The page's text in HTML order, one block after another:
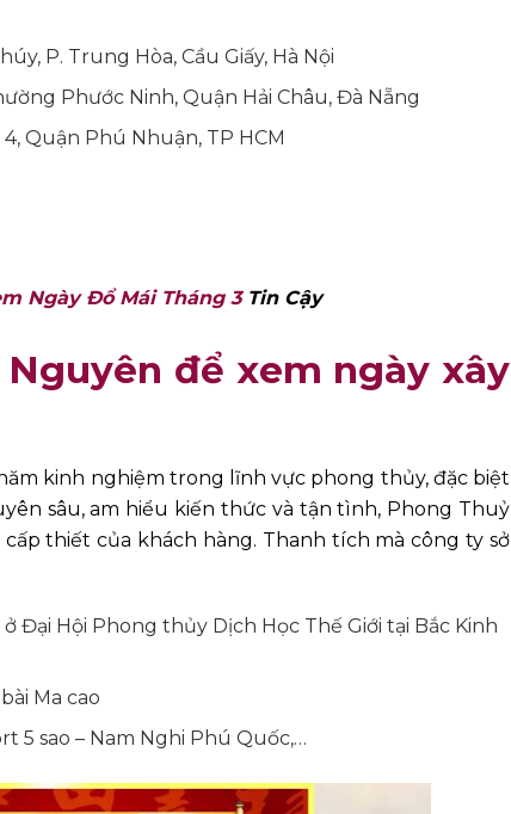
P. Trung Hòa, Cầu Giấy, Hà Nội
Phước Ninh, Quận Hải Châu, Đà Nẵng
Quận Phú Nhuận, TP HCM
Ngày Đổ Mái Tháng 3 Tin Cậy
để xem ngày xây
kinh nghiệm trong lĩnh vực phong thủy, đặc biệt
sâu, am hiểu kiến thức và tận tình, Phong Thuỷ
thiết của khách hàng. Thanh tích mà công ty sở
Đại Hội Phong thủy Dịch Học Thế Giới tại Bắc Kinh
Ma cao
5 sao – Nam Nghi Phú Quốc,…